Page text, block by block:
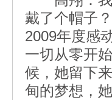
戴了个帽子
2009年度感
一切从零开
候，她留下
甸的梦想，